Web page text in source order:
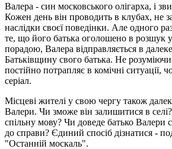
Валера - син московського олігарха, і
Кожен день він проводить в клубах, не
наслідки своєї поведінки. Але одного
те, що його батька оголошено в розшук
порадою, Валера відправляється в
Батьківщину свого батька. Не розуміючи
постійно потрапляє в комічні ситуації,
серіал.
Місцеві жителі у свою чергу також
Валери. Чи зможе він залишитися в
спільну мову? Чи доведе батько Валери
до справи? Єдиний спосіб дізнатися -
"Останній москаль".